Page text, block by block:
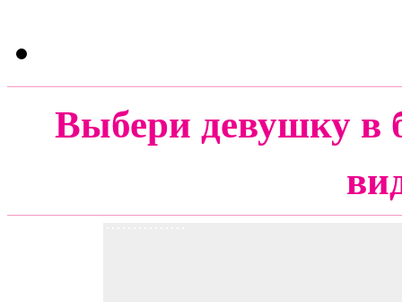
Выбери девушку в